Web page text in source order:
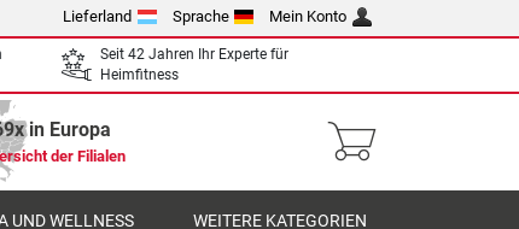
Lieferland Sprache Mein Konto
Seit 42 Jahren Ihr Experte für
Heimfitness
in Europa
der Filialen
UND WELLNESS WEITERE KATEGORIEN